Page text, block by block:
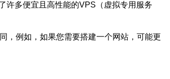
许多便宜且高性能的VPS（虚拟专用服务
，例如，如果您需要搭建一个网站，可能更